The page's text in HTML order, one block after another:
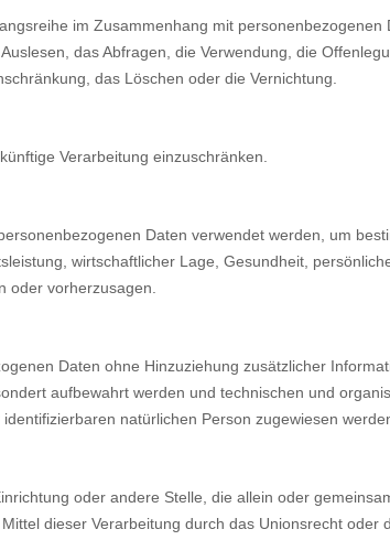
im Zusammenhang mit personenbezogenen
das Abfragen, die Verwendung, die
das Löschen oder die Vernichtung.
Verarbeitung einzuschränken.
Daten verwendet werden, um
wirtschaftlicher Lage, Gesundheit,
oder vorherzusagen.
Daten ohne Hinzuziehung zusätzlicher
aufbewahrt werden und technischen und
natürlichen Person zugewiesen
oder andere Stelle, die allein oder
dieser Verarbeitung durch das Unionsrecht oder